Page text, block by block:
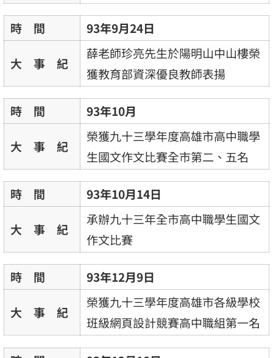
時 間 93年9月24日
大 事 紀
薛老師珍亮先生於陽明山中山樓榮
獲教育部資深優良教師表揚
時 間 93年10月
大 事 紀
榮獲九十三學年度高雄市高中職學
生國文作文比賽全市第二、五名
時 間 93年10月14日
大 事 紀
承辦九十三年全市高中職學生國文
作文比賽
時 間 93年12月9日
大 事 紀
榮獲九十三學年度高雄市各級學校
班級網頁設計競賽高中職組第一名